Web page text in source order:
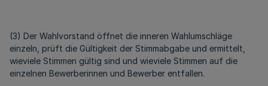
(3) Der Wahlvorstand öffnet die inneren Wahlumschläge
einzeln, prüft die Gültigkeit der Stimmabgabe und ermittelt,
wieviele Stimmen gültig sind und wieviele Stimmen auf die
einzelnen Bewerberinnen und Bewerber entfallen.